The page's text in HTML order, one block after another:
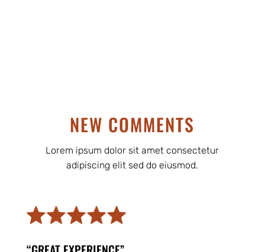
NEW COMMENTS
Lorem ipsum dolor sit amet consectetur
adipiscing elit sed do eiusmod.